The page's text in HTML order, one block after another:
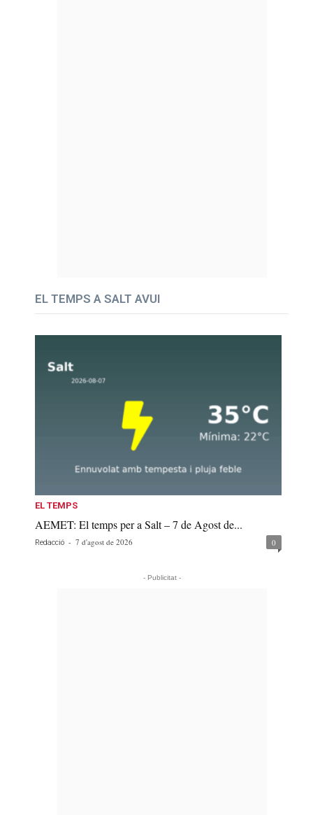
EL TEMPS A SALT AVUI
EL TEMPS
AEMET: El temps per a Salt – 7 de Agost de...
Redacció - 7 d'agost de 2026 0
- Publicitat -